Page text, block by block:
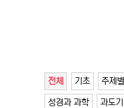
전체 기초 주제별
성경과 과학 과도